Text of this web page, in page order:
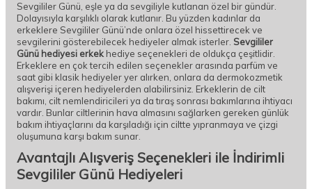
Sevgililer Günü, eşle ya da sevgiliyle kutlanan özel bir gündür.
Dolayısıyla karşılıklı olarak kutlanır. Bu yüzden kadınlar da
erkeklere Sevgililer Günü’nde onlara özel hissettirecek ve
sevgilerini gösterebilecek hediyeler almak isterler. Sevgililer
Günü hediyesi erkekhediye seçenekleri de oldukça çeşitlidir.
Erkeklere en çok tercih edilen seçenekler arasında parfüm ve
saat gibi klasik hediyeler yer alırken, onlara da dermokozmetik
alışverişi içeren hediyelerden alabilirsiniz. Erkeklerin de cilt
bakımı, cilt nemlendiricileri ya da tıraş sonrası bakımlarına ihtiyacı
vardır. Bunlar ciltlerinin hava almasını sağlarken gereken günlük
bakım ihtiyaçlarını da karşıladığı için ciltte yıpranmaya ve çizgi
oluşumuna karşı bakım sunar.
Avantajlı Alışveriş Seçenekleri ile İndirimli
Sevgililer Günü Hediyeleri